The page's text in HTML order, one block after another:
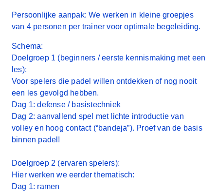
Persoonlijke aanpak: We werken in kleine groepjes
van 4 personen per trainer voor optimale begeleiding.
Schema:
Doelgroep 1 (beginners / eerste kennismaking met een
les):
Voor spelers die padel willen ontdekken of nog nooit
een les gevolgd hebben.
Dag 1: defense / basistechniek
Dag 2: aanvallend spel met lichte introductie van
volley en hoog contact (“bandeja”). Proef van de basis
binnen padel!
Doelgroep 2 (ervaren spelers):
Hier werken we eerder thematisch:
Dag 1: ramen